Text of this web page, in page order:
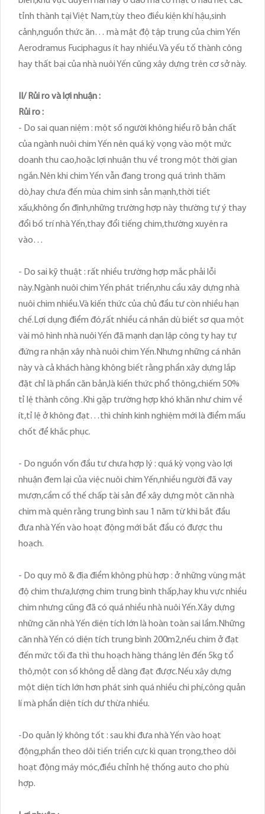
tỉnh thành tại Việt Nam,tùy theo điều kiện khí hậu,sinh
cảnh,nguồn thức ăn… mà mật độ tập trung của chim Yến
Aerodramus Fuciphagus ít hay nhiều.Và yếu tố thành công
hay thất bại của nhà nuôi Yến cũng xây dựng trên cơ sở này.
II/ Rủi ro và lợi nhuận :
Rủi ro :
- Do sai quan niệm : một số người không hiểu rõ bản chất
của ngành nuôi chim Yến nên quá kỳ vọng vào một mức
doanh thu cao,hoặc lợi nhuận thu về trong một thời gian
ngắn.Nên khi chim Yến vẫn đang trong quá trình thăm
dò,hay chưa đến mùa chim sinh sản mạnh,thời tiết
xấu,không ổn định,những trường hợp này thường tự ý thay
đổi bố trí nhà Yến,thay đổi tiếng chim,thường xuyên ra
vào…
- Do sai kỹ thuật : rất nhiều trường hợp mắc phải lỗi
này.Ngành nuôi chim Yến phát triển,nhu cầu xây dựng nhà
nuôi chim nhiều.Và kiến thức của chủ đầu tư còn nhiều hạn
chế.Lợi dụng điểm đó,rất nhiều cá nhân dù biết sơ qua một
vài mô hình nhà nuôi Yến đã mạnh dạn lập công ty hay tự
đứng ra nhận xây nhà nuôi chim Yến.Nhưng những cá nhân
này và cả khách hàng không biết rằng phần xây dựng lắp
đặt chỉ là phần căn bản,là kiến thức phổ thông,chiếm 50%
tỉ lệ thành công .Khi gặp trường hợp khó khăn như chim về
ít,tỉ lệ ở không đạt…thì chính kinh nghiệm mới là điểm mấu
chốt để khắc phục.
- Do nguồn vốn đầu tư chưa hợp lý : quá kỳ vọng vào lợi
nhuận đem lại của việc nuôi chim Yến,nhiều người đã vay
mượn,cầm cố thế chấp tài sản để xây dựng một căn nhà
chim mà quên rằng trung bình sau 1 năm từ khi bắt đầu
đưa nhà Yến vào hoạt động mới bắt đầu có được thu
hoạch.
- Do quy mô & địa điểm không phù hợp : ở những vùng mật
độ chim thưa,lượng chim trung bình thấp,hay khu vực nhiều
chim nhưng cũng đã có quá nhiều nhà nuôi Yến.Xây dựng
những căn nhà Yến diện tích lớn là hoàn toàn sai lầm.Những
căn nhà Yến có diện tích trung bình 200m2,nếu chim ở đạt
đến mức tối đa thì thu hoạch hàng tháng lên đến 5kg tổ
thô,một con số không dễ dàng đạt được.Nếu xây dựng
một diện tích lớn hơn phát sinh quá nhiều chi phí,công quản
lí mà phần diện tích dư thừa nhiều.
-Do quản lý không tốt : sau khi đưa nhà Yến vào hoạt
động,phần theo dõi tiến triển cực kì quan trọng,theo dõi
hoạt động máy móc,điều chỉnh hệ thống auto cho phù
hợp.